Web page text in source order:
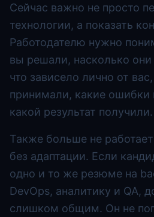
Сейчас важно не просто
технологии, а показать
Работодателю нужно
вы решали, насколько
что зависело лично от
принимали, какие ошибки
какой результат получили.
Также больше не
без адаптации. Если
одно и то же резюме на
DevOps, аналитику и QA,
слишком общим. Он не